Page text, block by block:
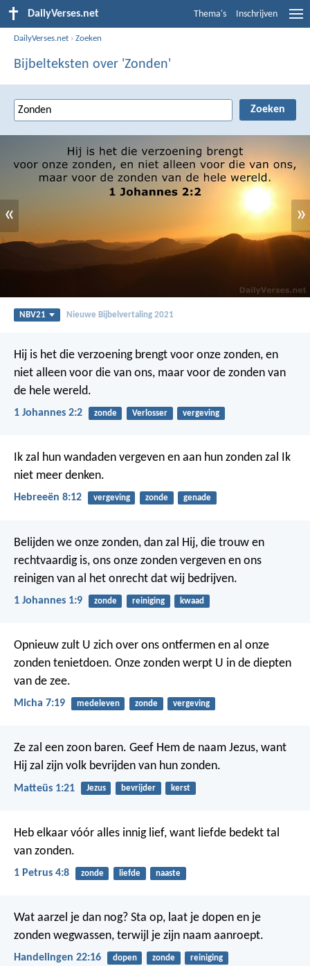
DailyVerses.net Thema's Inschrijven
DailyVerses.net ›Zoeken
Bijbelteksten over 'Zonden'
« »
NBV21 Nieuwe Bijbelvertaling 2021
Hij is het die verzoening brengt voor onze zonden, en
niet alleen voor die van ons, maar voor de zonden van
de hele wereld.
1 Johannes 2:2 zonde Verlosser vergeving
Ik zal hun wandaden vergeven en aan hun zonden zal Ik
niet meer denken.
Hebreeën 8:12 vergeving zonde genade
Belijden we onze zonden, dan zal Hij, die trouw en
rechtvaardig is, ons onze zonden vergeven en ons
reinigen van al het onrecht dat wij bedrijven.
1 Johannes 1:9 zonde reiniging kwaad
Opnieuw zult U zich over ons ontfermen en al onze
zonden tenietdoen. Onze zonden werpt U in de diepten
van de zee.
Micha 7:19 medeleven zonde vergeving
Ze zal een zoon baren. Geef Hem de naam Jezus, want
Hij zal zijn volk bevrijden van hun zonden.
Matteüs 1:21 Jezus bevrijder kerst
Heb elkaar vóór alles innig lief, want liefde bedekt tal
van zonden.
1 Petrus 4:8 zonde liefde naaste
Wat aarzel je dan nog? Sta op, laat je dopen en je
zonden wegwassen, terwijl je zijn naam aanroept.
Handelingen 22:16 dopen zonde reiniging